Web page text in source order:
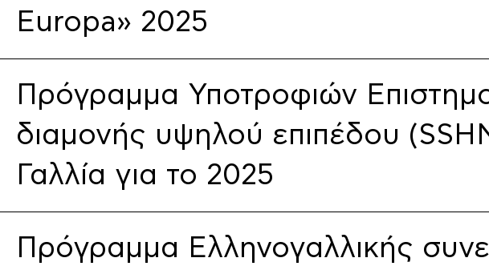
Europa» 2025
Πρόγραμμα Υποτροφιών
διαμονής υψηλού επιπέδου
Γαλλία για το 2025
Πρόγραμμα Ελληνογαλλικής